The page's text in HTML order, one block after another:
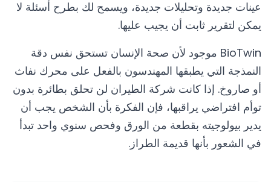
عينات جديدة وتحليلات جديدة، ويسمح لك بطرح أسئلة لا
يمكن لتقرير ثابت أن يجيب عليها.
BioTwin موجود لأن صحة الإنسان تستحق نفس دقة
النمذجة التي يطبقها المهندسون بالفعل على محرك نفاث
أو صاروخ. إذا كانت شركة الطيران لن تحلق بطائرة بدون
توأم افتراضي يراقبها، فإن الفكرة بأن الشخص يجب أن
يدير بيولوجيته بقطعة من الورق وفحص سنوي واحد تبدأ
في الشعور بأنها قديمة الطراز.